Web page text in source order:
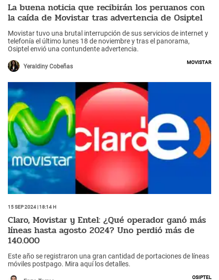
La buena noticia que recibirán los peruanos con
la caída de Movistar tras advertencia de Osiptel
Movistar tuvo una brutal interrupción de sus servicios de internet y
telefonía el último lunes 18 de noviembre y tras el panorama,
Osiptel envió una contundente advertencia.
Yeraldiny Cobeñas
Movistar
15 Sep 2024 | 18:14 h
Claro, Movistar y Entel: ¿Qué operador ganó más
líneas hasta agosto 2024? Uno perdió más de
140.000
Este año se registraron una gran cantidad de portaciones de líneas
móviles postpago. Mira aquí los detalles.
Osiptel